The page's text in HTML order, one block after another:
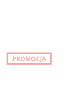
PROMOCJA